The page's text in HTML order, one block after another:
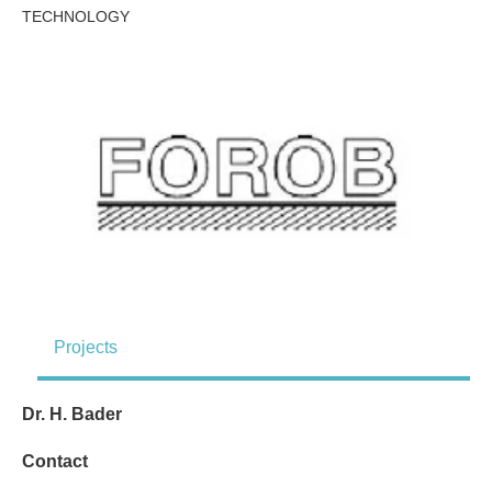
TECHNOLOGY
Projects
Dr. H. Bader
Contact